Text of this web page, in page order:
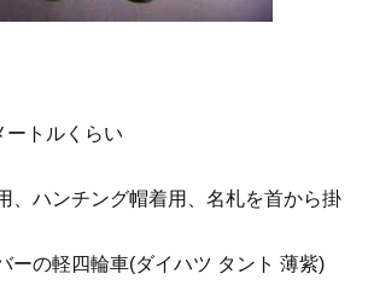
トルくらい
ハンチング帽着用、名札を首から掛
の軽四輪車(ダイハツ タント 薄紫)